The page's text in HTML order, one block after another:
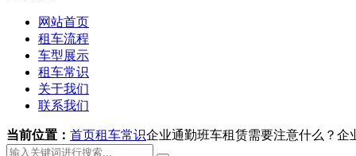
网站首页
租车流程
车型展示
租车常识
关于我们
联系我们
当前位置： 首页租车常识企业通勤班车租赁需要注意什么？企